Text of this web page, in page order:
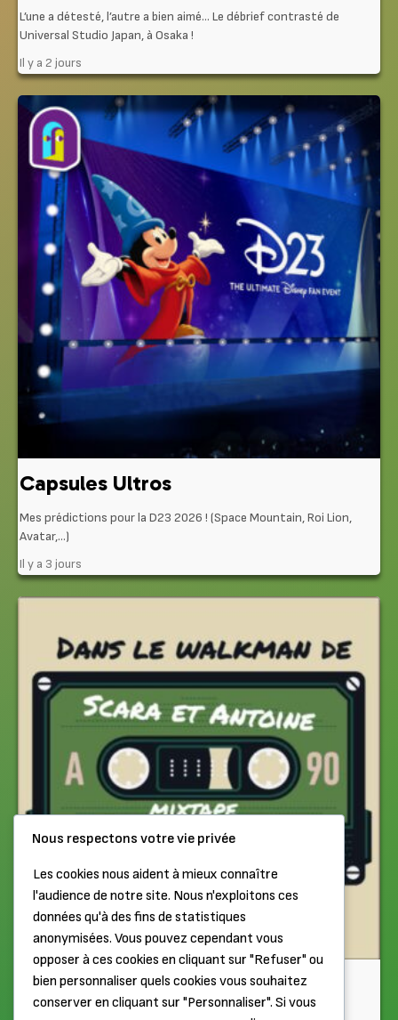
L’une a détesté, l’autre a bien aimé… Le débrief contrasté de
Universal Studio Japan, à Osaka !
Il y a 2 jours
Capsules Ultros
Mes prédictions pour la D23 2026 ! (Space Mountain, Roi Lion,
Avatar,…)
Il y a 3 jours
Chiptune
Nous respectons votre vie privée
Les cookies nous aident à mieux connaître
l'audience de notre site. Nous n'exploitons ces
données qu'à des fins de statistiques
anonymisées. Vous pouvez cependant vous
opposer à ces cookies en cliquant sur "Refuser" ou
bien personnaliser quels cookies vous souhaitez
conserver en cliquant sur "Personnaliser". Si vous